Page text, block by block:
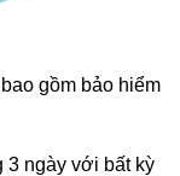
gồm bảo hiểm
3 ngày với bất kỳ